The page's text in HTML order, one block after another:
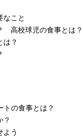
なこと
高校球児の食事とは？
は？
の食事とは？
？
よう